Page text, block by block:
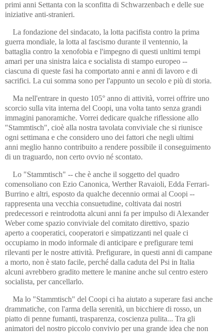
primi anni Settanta con la sconfitta di Schwarzenbach e delle sue
iniziative anti-stranieri.
La fondazione del sindacato, la lotta pacifista contro la prima
guerra mondiale, la lotta al fascismo durante il ventennio, la
battaglia contro la xenofobia e l'impegno di questi unltimi tempi
amari per una sinistra laica e socialista di stampo europeo --
ciascuna di queste fasi ha comportato anni e anni di lavoro e di
sacrifici. La cui somma sono per l'appunto un secolo e più di storia.
Ma nell'entrare in questo 105° anno di attività, vorrei offrire uno
scorcio sulla vita interna del Coopi, una volta tanto senza grandi
immagini panoramiche. Vorrei dedicare qualche riflessione allo
"Stammtisch", cioè alla nostra tavolata conviviale che si riunisce
ogni settimana e che considero uno dei fattori che negli ultimi
anni meglio hanno contribuito a rendere possibile il conseguimento
di un traguardo, non certo ovvio né scontato.
Lo "Stammtisch" -- che è anche il soggetto del quadro
comensoliano con Ezio Canonica, Werther Ravaioli, Edda Ferrari-
Burrino e altri, esposto da qualche decennio ormai al Coopi --
rappresenta una vecchia consuetudine, coltivata dai nostri
predecessori e reintrodotta alcuni anni fa per impulso di Alexander
Weber come spazio conviviale del comitato direttivo, spazio
aperto a cooperatici, cooperatori e simpatizzanti nel quale ci
occupiamo in modo informale di anticipare e prefigurare temi
rilevanti per le nostre attività. Prefigurare, in questi anni di campane
a morto, non è stato facile, perché dalla caduta del Psi in Italia
alcuni avrebbero gradito mettere le manine anche sul centro estero
socialista, per cancellarlo.
Ma lo "Stammtisch" del Coopi ci ha aiutato a superare fasi anche
drammatiche, con l'arma della serenità, un bicchiere di rosso, un
piatto di penne fumanti, trasparenza, coscienza pulita... Tra gli
animatori del nostro piccolo convivio per una grande idea che non